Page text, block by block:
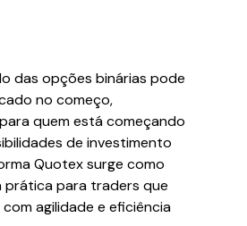
das opções binárias pode
no começo,
quem está começando
de investimento
Quotex surge como
prática para traders que
agilidade e eficiência